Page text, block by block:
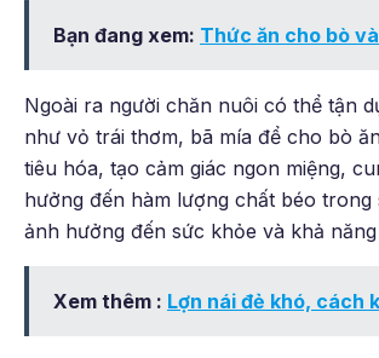
Bạn đang xem: Thức ăn cho bò
Ngoài ra người chăn nuôi có thể tận
như vỏ trái thơm, bã mía để cho bò
tiêu hóa, tạo cảm giác ngon miệng,
hưởng đến hàm lượng chất béo
ảnh hưởng đến sức khỏe và khả năng
Xem thêm : Lợn nái đẻ khó, cách